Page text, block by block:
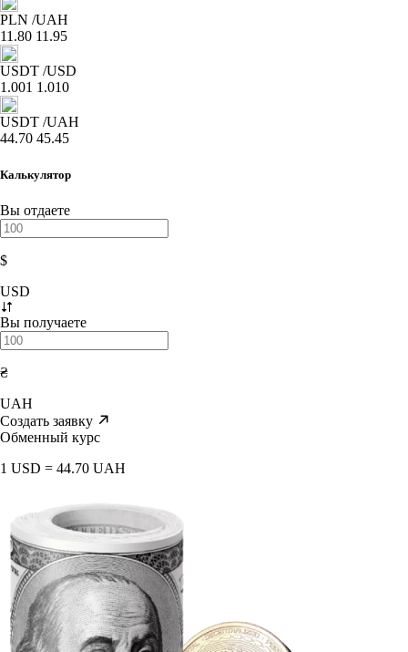
PLN /UAH
11.80 11.95
USDT /USD
1.001 1.010
USDT /UAH
44.70 45.45
Калькулятор
Вы отдаете
$
USD
Вы получаете
₴
UAH
Создать заявку
Обменный курс
1 USD = 44.70 UAH